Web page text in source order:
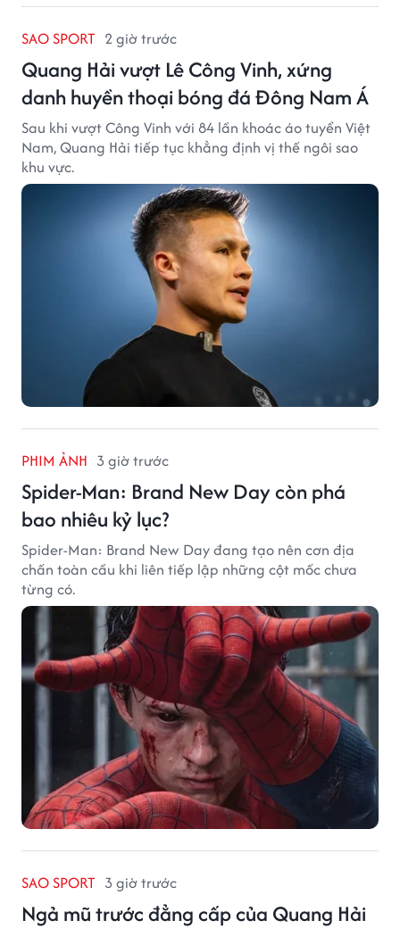
SAO SPORT 2 giờ trước
Quang Hải vượt Lê Công Vinh, xứng
danh huyền thoại bóng đá Đông Nam Á
Sau khi vượt Công Vinh với 84 lần khoác áo tuyển Việt
Nam, Quang Hải tiếp tục khẳng định vị thế ngôi sao
khu vực.
PHIM ẢNH 3 giờ trước
Spider-Man: Brand New Day còn phá
bao nhiêu kỷ lục?
Spider-Man: Brand New Day đang tạo nên cơn địa
chấn toàn cầu khi liên tiếp lập những cột mốc chưa
từng có.
SAO SPORT 3 giờ trước
Ngả mũ trước đẳng cấp của Quang Hải